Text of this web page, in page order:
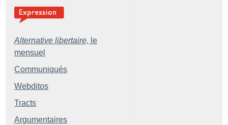
Alternative libertaire, le
mensuel
Communiqués
Webditos
Tracts
Argumentaires